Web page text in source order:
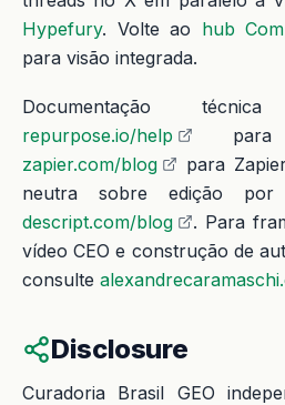
Hypefury. Volte ao hub
para visão integrada.
Documentação
repurpose.io/help
para
zapier.com/blog
para
neutra sobre edição por
descript.com/blog
. Para
vídeo CEO e construção de
consulte
Disclosure
Curadoria Brasil GEO